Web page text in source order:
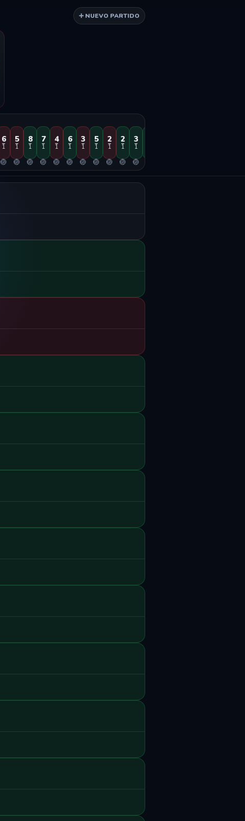
➕ NUEVO PARTIDO
6
1
🏐
5
1
🏐
8
1
🏐
7
1
🏐
4
1
🏐
6
1
🏐
3
1
🏐
5
1
🏐
2
1
🏐
2
1
🏐
3
1
🏐